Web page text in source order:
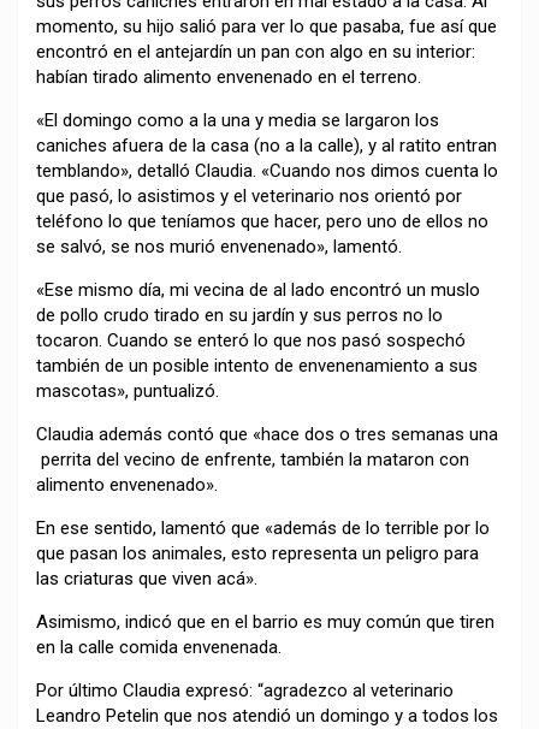
momento, su hijo salió para ver lo que pasaba, fue así que
encontró en el antejardín un pan con algo en su interior:
habían tirado alimento envenenado en el terreno.
«El domingo como a la una y media se largaron los
caniches afuera de la casa (no a la calle), y al ratito entran
temblando», detalló Claudia. «Cuando nos dimos cuenta lo
que pasó, lo asistimos y el veterinario nos orientó por
teléfono lo que teníamos que hacer, pero uno de ellos no
se salvó, se nos murió envenenado», lamentó.
«Ese mismo día, mi vecina de al lado encontró un muslo
de pollo crudo tirado en su jardín y sus perros no lo
tocaron. Cuando se enteró lo que nos pasó sospechó
también de un posible intento de envenenamiento a sus
mascotas», puntualizó.
Claudia además contó que «hace dos o tres semanas una
perrita del vecino de enfrente, también la mataron con
alimento envenenado».
En ese sentido, lamentó que «además de lo terrible por lo
que pasan los animales, esto representa un peligro para
las criaturas que viven acá».
Asimismo, indicó que en el barrio es muy común que tiren
en la calle comida envenenada.
Por último Claudia expresó: “agradezco al veterinario
Leandro Petelin que nos atendió un domingo y a todos los